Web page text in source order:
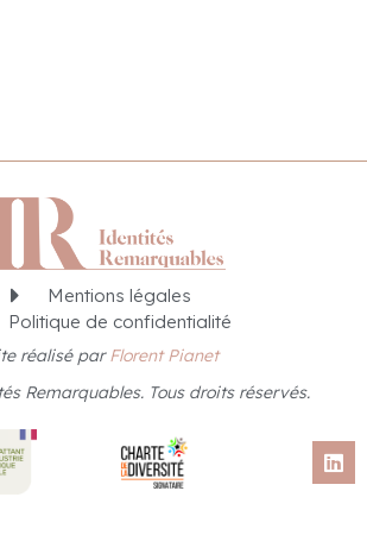
Mentions légales
Politique de confidentialité
réalisé parFlorent Pianet
Remarquables. Tous droits réservés.